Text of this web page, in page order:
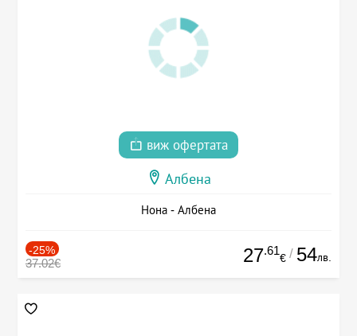
виж офертата
Албена
Нона - Албена
-25%
37.02€ 27.61
€ / 54лв.